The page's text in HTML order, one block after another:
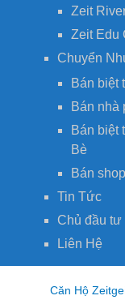
Zeit
Zeit Edu
Chuyển
Bán biệt
Bán nhà
Bán biệt
Bè
Bán
Tin Tức
Chủ đầu tư
Liên Hệ
Căn Hộ